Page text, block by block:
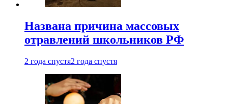
Названа причина массовых
отравлений школьников РФ
2 года спустя2 года спустя